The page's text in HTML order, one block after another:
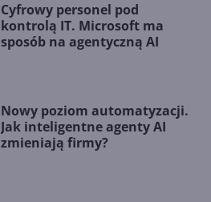
Cyfrowy personel pod
kontrolą IT. Microsoft ma
sposób na agentyczną AI
Nowy poziom automatyzacji.
Jak inteligentne agenty AI
zmieniają firmy?